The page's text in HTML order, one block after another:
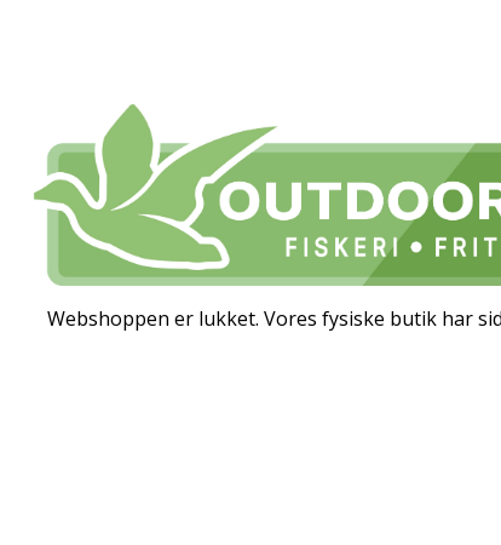
Webshoppen er lukket. Vores fysiske butik har